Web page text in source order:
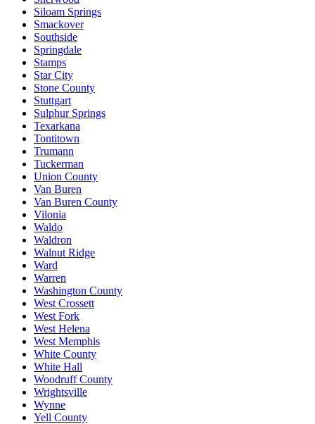
Siloam Springs
Smackover
Southside
Springdale
Stamps
Star City
Stone County
Stuttgart
Sulphur Springs
Texarkana
Tontitown
Trumann
Tuckerman
Union County
Van Buren
Van Buren County
Vilonia
Waldo
Waldron
Walnut Ridge
Ward
Warren
Washington County
West Crossett
West Fork
West Helena
West Memphis
White County
White Hall
Woodruff County
Wrightsville
Wynne
Yell County